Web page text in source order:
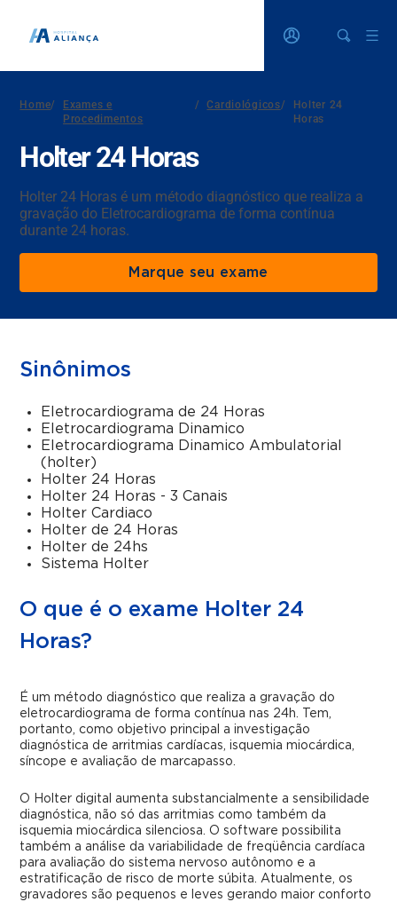
Home/
Exames e
Procedimentos
/ Cardiológicos/
Holter 24
Horas
Holter 24 Horas
Holter 24 Horas é um método diagnóstico que realiza a
gravação do Eletrocardiograma de forma contínua
durante 24 horas.
Marque seu exame
Sinônimos
Eletrocardiograma de 24 Horas
Eletrocardiograma Dinamico
Eletrocardiograma Dinamico Ambulatorial
(holter)
Holter 24 Horas
Holter 24 Horas - 3 Canais
Holter Cardiaco
Holter de 24 Horas
Holter de 24hs
Sistema Holter
O que é o exame Holter 24
Horas?
É um método diagnóstico que realiza a gravação do
eletrocardiograma de forma contínua nas 24h. Tem,
portanto, como objetivo principal a investigação
diagnóstica de arritmias cardíacas, isquemia miocárdica,
síncope e avaliação de marcapasso.
O Holter digital aumenta substancialmente a sensibilidade
diagnóstica, não só das arritmias como também da
isquemia miocárdica silenciosa. O software possibilita
também a análise da variabilidade de freqüência cardíaca
para avaliação do sistema nervoso autônomo e a
estratificação de risco de morte súbita. Atualmente, os
gravadores são pequenos e leves gerando maior conforto